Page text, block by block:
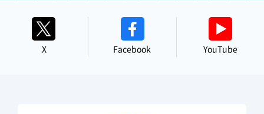
X Facebook YouTube